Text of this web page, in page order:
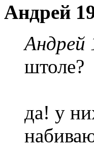
Андрей
Андрей
штоле?
да! у